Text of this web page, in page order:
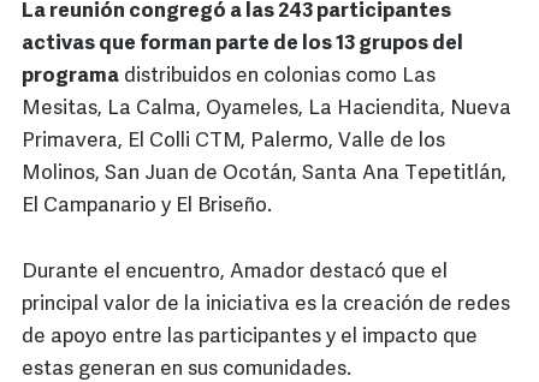
La reunión congregó a las 243 participantes
activas que forman parte de los 13 grupos del
programa distribuidos en colonias como Las
Mesitas, La Calma, Oyameles, La Haciendita, Nueva
Primavera, El Colli CTM, Palermo, Valle de los
Molinos, San Juan de Ocotán, Santa Ana Tepetitlán,
El Campanario y El Briseño.
Durante el encuentro, Amador destacó que el
principal valor de la iniciativa es la creación de redes
de apoyo entre las participantes y el impacto que
estas generan en sus comunidades.